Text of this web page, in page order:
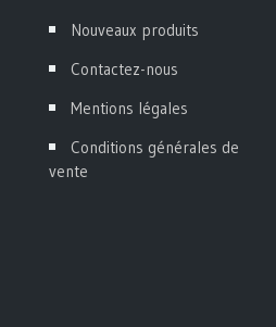
Nouveaux produits
Contactez-nous
Mentions légales
Conditions générales de
vente